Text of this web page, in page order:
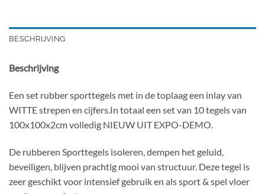
BESCHRIJVING
Beschrijving
Een set rubber sporttegels met in de toplaag een inlay van
WITTE strepen en cijfers.In totaal een set van 10 tegels van
100x100x2cm volledig NIEUW UIT EXPO-DEMO.
De rubberen Sporttegels isoleren, dempen het geluid,
beveiligen, blijven prachtig mooi van structuur. Deze tegel is
zeer geschikt voor intensief gebruik en als sport & spel vloer